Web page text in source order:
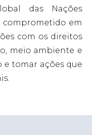
das Nações
comprometido em
com os direitos
meio ambiente e
tomar ações que